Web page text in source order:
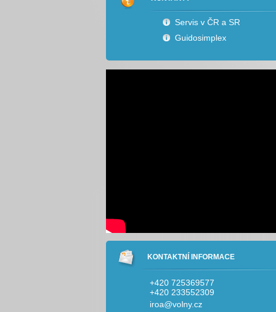
Servis v ČR a SR
Guidosimplex
KONTAKTNÍ INFORMACE
+420 725369577
+420 233552309
iroa@volny.cz